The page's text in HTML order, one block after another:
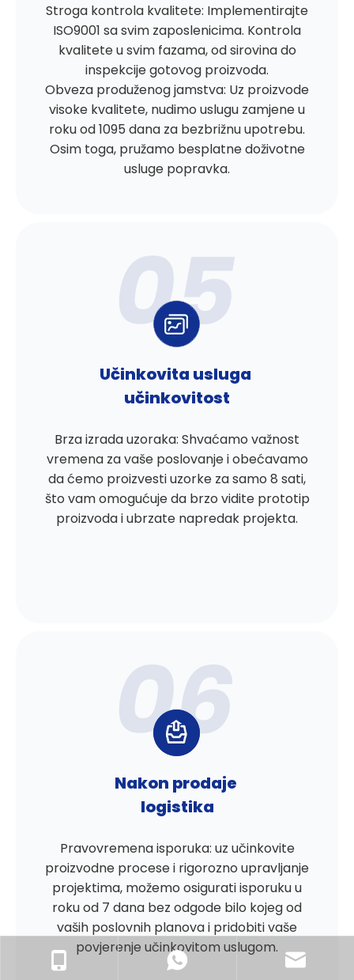
Stroga kontrola kvalitete: Implementirajte
ISO9001 sa svim zaposlenicima. Kontrola
kvalitete u svim fazama, od sirovina do
inspekcije gotovog proizvoda.
Obveza produženog jamstva: Uz proizvode
visoke kvalitete, nudimo uslugu zamjene u
roku od 1095 dana za bezbrižnu upotrebu.
Osim toga, pružamo besplatne doživotne
usluge popravka.
Učinkovita usluga
učinkovitost
Brza izrada uzoraka: Shvaćamo važnost
vremena za vaše poslovanje i obećavamo
da ćemo proizvesti uzorke za samo 8 sati,
što vam omogućuje da brzo vidite prototip
proizvoda i ubrzate napredak projekta.
Nakon prodaje
logistika
Pravovremena isporuka: uz učinkovite
proizvodne procese i rigorozno upravljanje
projektima, možemo osigurati isporuku u
roku od 7 dana bez odgode bilo kojeg od
vaših poslovnih planova i pridobiti vaše
povjerenje učinkovitom uslugom.